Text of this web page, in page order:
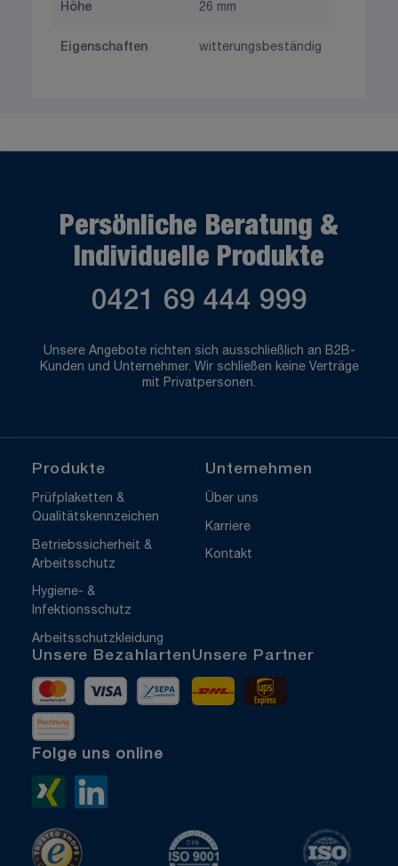
Höhe 26 mm
Eigenschaften witterungsbeständig
Persönliche Beratung &
Individuelle Produkte
0421 69 444 999
Unsere Angebote richten sich ausschließlich an B2B-
Kunden und Unternehmer. Wir schließen keine Verträge
mit Privatpersonen.
Produkte
Prüfplaketten &
Qualitätskennzeichen
Betriebssicherheit &
Arbeitsschutz
Hygiene- &
Infektionsschutz
Arbeitsschutzkleidung
Unternehmen
Über uns
Karriere
Kontakt
Unsere Bezahlarten
MastercardVisa Vorkasse
Rechnung
Unsere Partner
DHL
Folge uns online
Xing>
ISO 9001 zertifiziert